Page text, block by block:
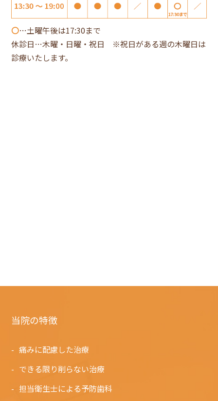
〇…土曜午後は17:30まで
休診日…木曜・日曜・祝日 ※祝日がある週の木曜日は
診療いたします。
当院の特徴
痛みに配慮した治療
できる限り削らない治療
担当衛生士による予防歯科